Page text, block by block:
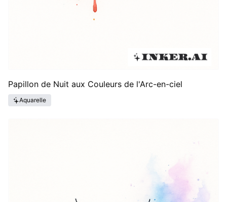
Papillon de Nuit aux Couleurs de l'Arc-en-ciel
Aquarelle